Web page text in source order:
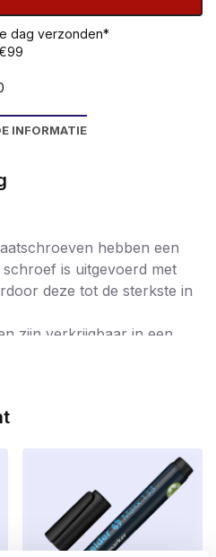
dag verzonden*
INFORMATIE
hebben een
is uitgevoerd met
deze tot de sterkste in
zijn verkrijgbaar in een
een probleemloze
gegarandeerd enkel met
werkt; braamvrij en
hebben dan ook een CE
aangeeft dat het
van veiligheid,